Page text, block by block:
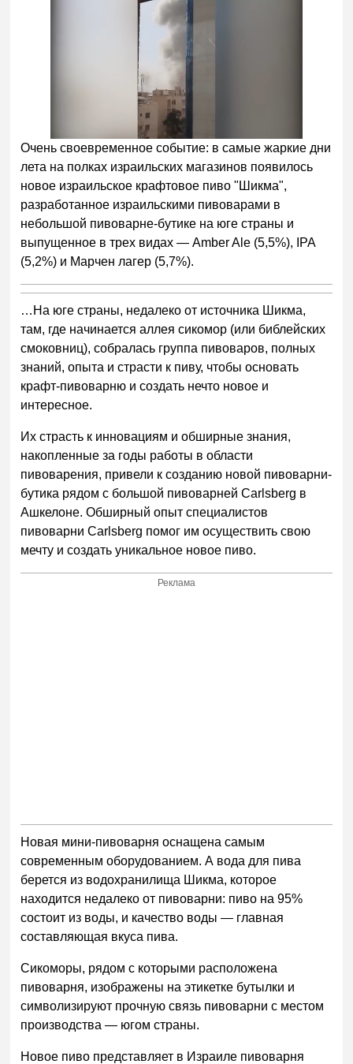
Очень своевременное событие: в самые жаркие дни
лета на полках израильских магазинов появилось
новое израильское крафтовое пиво "Шикма",
разработанное израильскими пивоварами в
небольшой пивоварне-бутике на юге страны и
выпущенное в трех видах — Amber Ale (5,5%), IPA
(5,2%) и Марчен лагер (5,7%).
…На юге страны, недалеко от источника Шикма,
там, где начинается аллея сикомор (или библейских
смоковниц), собралась группа пивоваров, полных
знаний, опыта и страсти к пиву, чтобы основать
крафт-пивоварню и создать нечто новое и
интересное.
Их страсть к инновациям и обширные знания,
накопленные за годы работы в области
пивоварения, привели к созданию новой пивоварни-
бутика рядом с большой пивоварней Carlsberg в
Ашкелоне. Обширный опыт специалистов
пивоварни Carlsberg помог им осуществить свою
мечту и создать уникальное новое пиво.
Реклама
Новая мини-пивоварня оснащена самым
современным оборудованием. А вода для пива
берется из водохранилища Шикма, которое
находится недалеко от пивоварни: пиво на 95%
состоит из воды, и качество воды — главная
составляющая вкуса пива.
Сикоморы, рядом с которыми расположена
пивоварня, изображены на этикетке бутылки и
символизируют прочную связь пивоварни с местом
производства — югом страны.
Новое пиво представляет в Израиле пивоварня